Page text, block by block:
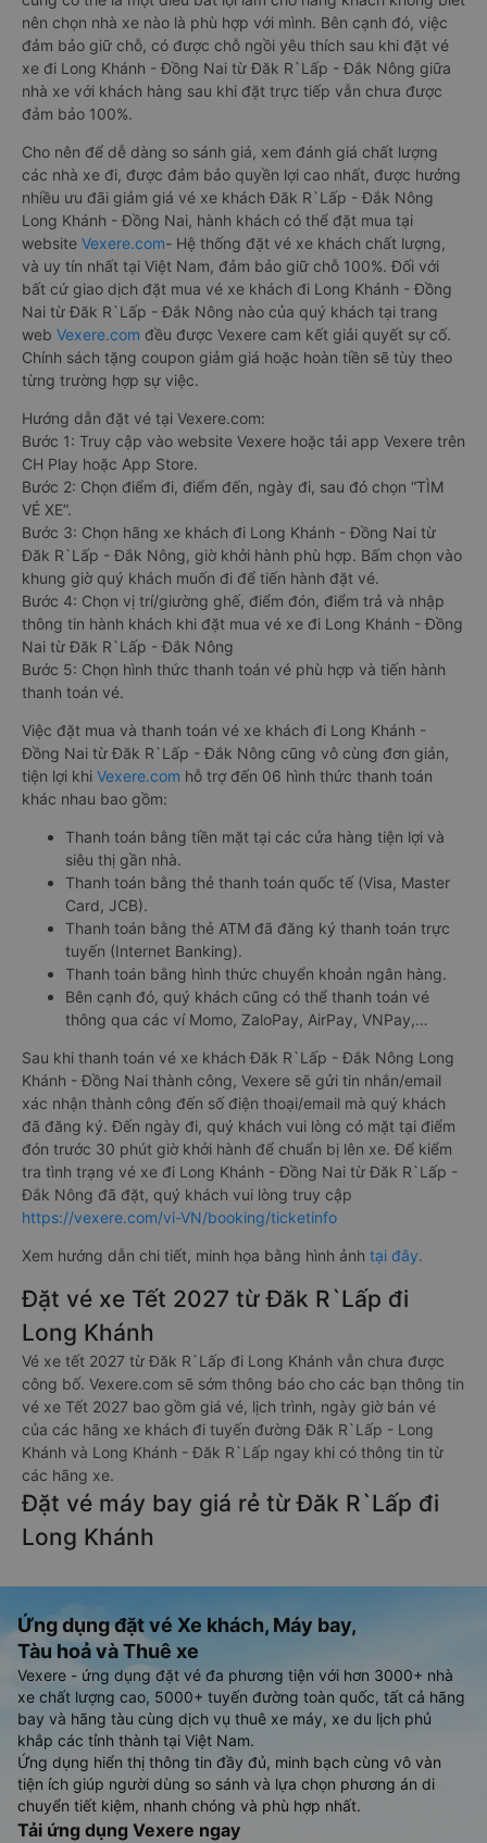
nên chọn nhà xe nào là phù hợp với mình. Bên cạnh đó, việc
đảm bảo giữ chỗ, có được chỗ ngồi yêu thích sau khi đặt vé
xe đi Long Khánh - Đồng Nai từ Đăk R`Lấp - Đắk Nông giữa
nhà xe với khách hàng sau khi đặt trực tiếp vẫn chưa được
đảm bảo 100%.
Cho nên để dễ dàng so sánh giá, xem đánh giá chất lượng
các nhà xe đi, được đảm bảo quyền lợi cao nhất, được hưởng
nhiều ưu đãi giảm giá vé xe khách Đăk R`Lấp - Đắk Nông
Long Khánh - Đồng Nai, hành khách có thể đặt mua tại
website Vexere.com- Hệ thống đặt vé xe khách chất lượng,
và uy tín nhất tại Việt Nam, đảm bảo giữ chỗ 100%. Đối với
bất cứ giao dịch đặt mua vé xe khách đi Long Khánh - Đồng
Nai từ Đăk R`Lấp - Đắk Nông nào của quý khách tại trang
web Vexere.com đều được Vexere cam kết giải quyết sự cố.
Chính sách tặng coupon giảm giá hoặc hoàn tiền sẽ tùy theo
từng trường hợp sự việc.
Hướng dẫn đặt vé tại Vexere.com:
Bước 1: Truy cập vào website Vexere hoặc tải app Vexere trên
CH Play hoặc App Store.
Bước 2: Chọn điểm đi, điểm đến, ngày đi, sau đó chọn “TÌM
VÉ XE”.
Bước 3: Chọn hãng xe khách đi Long Khánh - Đồng Nai từ
Đăk R`Lấp - Đắk Nông, giờ khởi hành phù hợp. Bấm chọn vào
khung giờ quý khách muốn đi để tiến hành đặt vé.
Bước 4: Chọn vị trí/giường ghế, điểm đón, điểm trả và nhập
thông tin hành khách khi đặt mua vé xe đi Long Khánh - Đồng
Nai từ Đăk R`Lấp - Đắk Nông
Bước 5: Chọn hình thức thanh toán vé phù hợp và tiến hành
thanh toán vé.
Việc đặt mua và thanh toán vé xe khách đi Long Khánh -
Đồng Nai từ Đăk R`Lấp - Đắk Nông cũng vô cùng đơn giản,
tiện lợi khi Vexere.com hỗ trợ đến 06 hình thức thanh toán
khác nhau bao gồm:
Thanh toán bằng tiền mặt tại các cửa hàng tiện lợi và
siêu thị gần nhà.
Thanh toán bằng thẻ thanh toán quốc tế (Visa, Master
Card, JCB).
Thanh toán bằng thẻ ATM đã đăng ký thanh toán trực
tuyến (Internet Banking).
Thanh toán bằng hình thức chuyển khoản ngân hàng.
Bên cạnh đó, quý khách cũng có thể thanh toán vé
thông qua các ví Momo, ZaloPay, AirPay, VNPay,…
Sau khi thanh toán vé xe khách Đăk R`Lấp - Đắk Nông Long
Khánh - Đồng Nai thành công, Vexere sẽ gửi tin nhắn/email
xác nhận thành công đến số điện thoại/email mà quý khách
đã đăng ký. Đến ngày đi, quý khách vui lòng có mặt tại điểm
đón trước 30 phút giờ khởi hành để chuẩn bị lên xe. Để kiểm
tra tình trạng vé xe đi Long Khánh - Đồng Nai từ Đăk R`Lấp -
Đắk Nông đã đặt, quý khách vui lòng truy cập
https://vexere.com/vi-VN/booking/ticketinfo
Xem hướng dẫn chi tiết, minh họa bằng hình ảnh tại đây.
Đặt vé xe Tết 2027 từ Đăk R`Lấp đi
Long Khánh
Vé xe tết 2027 từ Đăk R`Lấp đi Long Khánh vẫn chưa được
công bố. Vexere.com sẽ sớm thông báo cho các bạn thông tin
vé xe Tết 2027 bao gồm giá vé, lịch trình, ngày giờ bán vé
của các hãng xe khách đi tuyến đường Đăk R`Lấp - Long
Khánh và Long Khánh - Đăk R`Lấp ngay khi có thông tin từ
các hãng xe.
Đặt vé máy bay giá rẻ từ Đăk R`Lấp đi
Long Khánh
Ứng dụng đặt vé Xe khách, Máy bay,
Tàu hoả và Thuê xe
Vexere - ứng dụng đặt vé đa phương tiện với hơn 3000+ nhà
xe chất lượng cao, 5000+ tuyến đường toàn quốc, tất cả hãng
bay và hãng tàu cùng dịch vụ thuê xe máy, xe du lịch phủ
khắp các tỉnh thành tại Việt Nam.
Ứng dụng hiển thị thông tin đầy đủ, minh bạch cùng vô vàn
tiện ích giúp người dùng so sánh và lựa chọn phương án di
chuyển tiết kiệm, nhanh chóng và phù hợp nhất.
Tải ứng dụng Vexere ngay